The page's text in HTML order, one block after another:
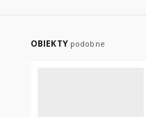
OBIEKTY podobne